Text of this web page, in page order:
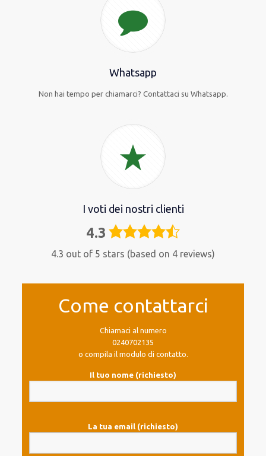
Whatsapp
Non hai tempo per chiamarci? Contattaci su Whatsapp.
I voti dei nostri clienti
4.3 4,3
4.3 out of 5 stars (based on 4 reviews)
Come contattarci
Chiamaci al numero
0240702135
o compila il modulo di contatto.
Il tuo nome (richiesto)
La tua email (richiesto)